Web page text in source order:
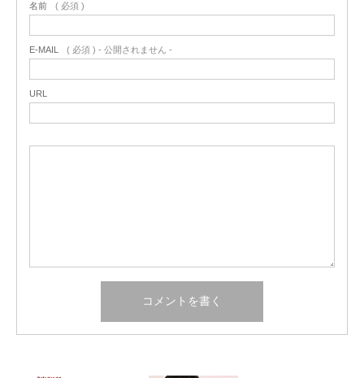
名前 ( 必須 )
E-MAIL ( 必須 ) - 公開されません -
URL